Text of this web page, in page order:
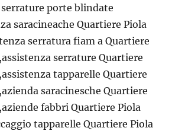
porte blindate
saracineache Quartiere Piola
serratura fiam a Quartiere
serrature Quartiere
tapparelle Quartiere
saracinesche Quartiere
fabbri Quartiere Piola
tapparelle Quartiere Piola